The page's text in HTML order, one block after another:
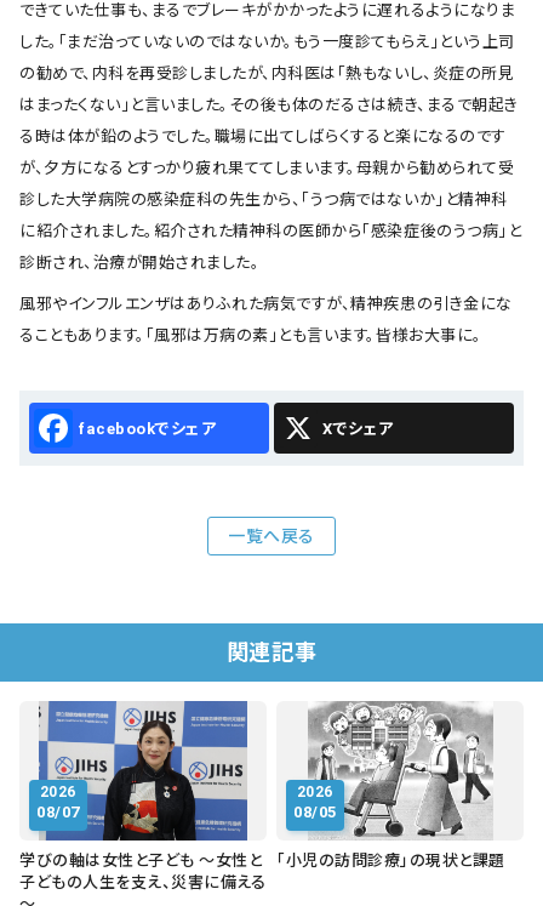
できていた仕事も、まるでブレーキがかかったように遅れるようになりま
した。「まだ治っていないのではないか。もう一度診てもらえ」という上司
の勧めで、内科を再受診しましたが、内科医は「熱もないし、炎症の所見
はまったくない」と言いました。その後も体のだるさは続き、まるで朝起き
る時は体が鉛のようでした。職場に出てしばらくすると楽になるのです
が、夕方になるとすっかり疲れ果ててしまいます。母親から勧められて受
診した大学病院の感染症科の先生から、「うつ病ではないか」と精神科
に紹介されました。紹介された精神科の医師から「感染症後のうつ病」と
診断され、治療が開始されました。
風邪やインフルエンザはありふれた病気ですが、精神疾患の引き金にな
ることもあります。「風邪は万病の素」とも言います。皆様お大事に。
Facebook X
一覧へ戻る
関連記事
2026
08/07
学びの軸は女性と子ども ～女性と
子どもの人生を支え、災害に備える
2026
08/05
「小児の訪問診療」の現状と課題